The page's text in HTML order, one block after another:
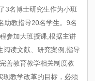
3名博士研究生作为小班
助教指导20名学生。9名
参加大班授课,根据主讲
阅读文献、研究案例,指导
善教育教学相关制度教
现教学改革的目标，必须